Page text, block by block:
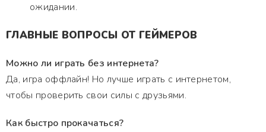
ожидании.
ГЛАВНЫЕ ВОПРОСЫ ОТ ГЕЙМЕРОВ
Можно ли играть без интернета?
Да, игра оффлайн! Но лучше играть с интернетом,
чтобы проверить свои силы с друзьями.
Как быстро прокачаться?